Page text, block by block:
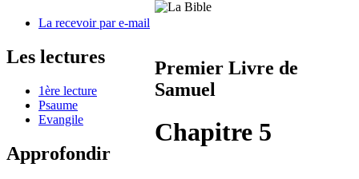
La recevoir par e-mail
Les lectures
1ère lecture
Psaume
Evangile
Approfondir
Premier Livre de
Samuel
Chapitre 5